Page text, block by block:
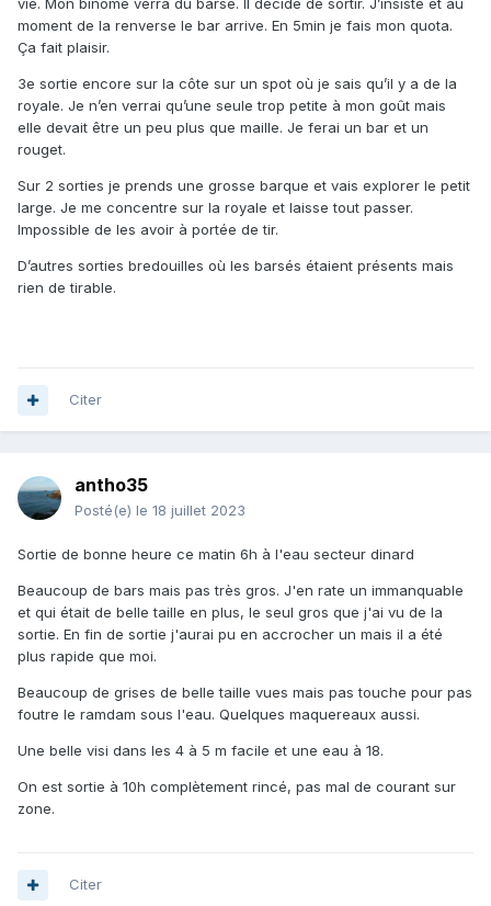
moment de la renverse le bar arrive. En 5min je fais mon quota.
Ça fait plaisir.
3e sortie encore sur la côte sur un spot où je sais qu’il y a de la
royale. Je n’en verrai qu’une seule trop petite à mon goût mais
elle devait être un peu plus que maille. Je ferai un bar et un
rouget.
Sur 2 sorties je prends une grosse barque et vais explorer le petit
large. Je me concentre sur la royale et laisse tout passer.
Impossible de les avoir à portée de tir.
D’autres sorties bredouilles où les barsés étaient présents mais
rien de tirable.
Citer
antho35
Posté(e) le 18 juillet 2023
Sortie de bonne heure ce matin 6h à l'eau secteur dinard
Beaucoup de bars mais pas très gros. J'en rate un immanquable
et qui était de belle taille en plus, le seul gros que j'ai vu de la
sortie. En fin de sortie j'aurai pu en accrocher un mais il a été
plus rapide que moi.
Beaucoup de grises de belle taille vues mais pas touche pour pas
foutre le ramdam sous l'eau. Quelques maquereaux aussi.
Une belle visi dans les 4 à 5 m facile et une eau à 18.
On est sortie à 10h complètement rincé, pas mal de courant sur
zone.
Citer